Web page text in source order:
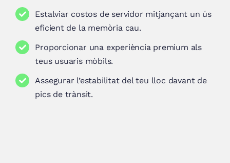
Estalviar costos de servidor mitjançant un ús
eficient de la memòria cau.
Proporcionar una experiència premium als
teus usuaris mòbils.
Assegurar l’estabilitat del teu lloc davant de
pics de trànsit.